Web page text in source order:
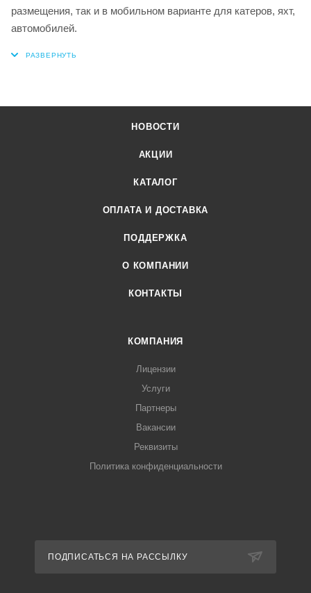
размещения, так и в мобильном варианте для катеров, яхт,
автомобилей.
НОВОСТИ
АКЦИИ
КАТАЛОГ
ОПЛАТА И ДОСТАВКА
ПОДДЕРЖКА
О КОМПАНИИ
КОНТАКТЫ
КОМПАНИЯ
Лицензии
Услуги
Партнеры
Вакансии
Реквизиты
Политика конфиденциальности
ПОДПИСАТЬСЯ НА РАССЫЛКУ